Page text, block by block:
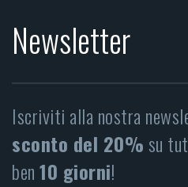
Newsletter
Iscriviti alla nostra
sconto del 20%su
ben10 giorni!